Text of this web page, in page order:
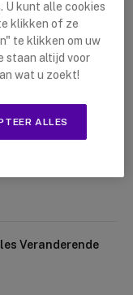
Voor
Je
Veranderende
U kunt alle cookies
klikken of ze
te klikken om uw
staan altijd voor
wat u zoekt!
ALLES